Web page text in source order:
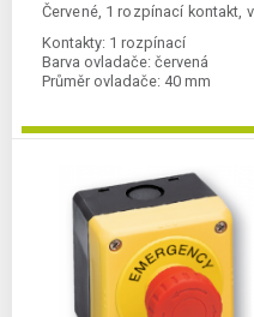
Červené, 1 rozpínací kontakt,
Kontakty: 1 rozpínací
Barva ovladače: červená
Průměr ovladače: 40 mm